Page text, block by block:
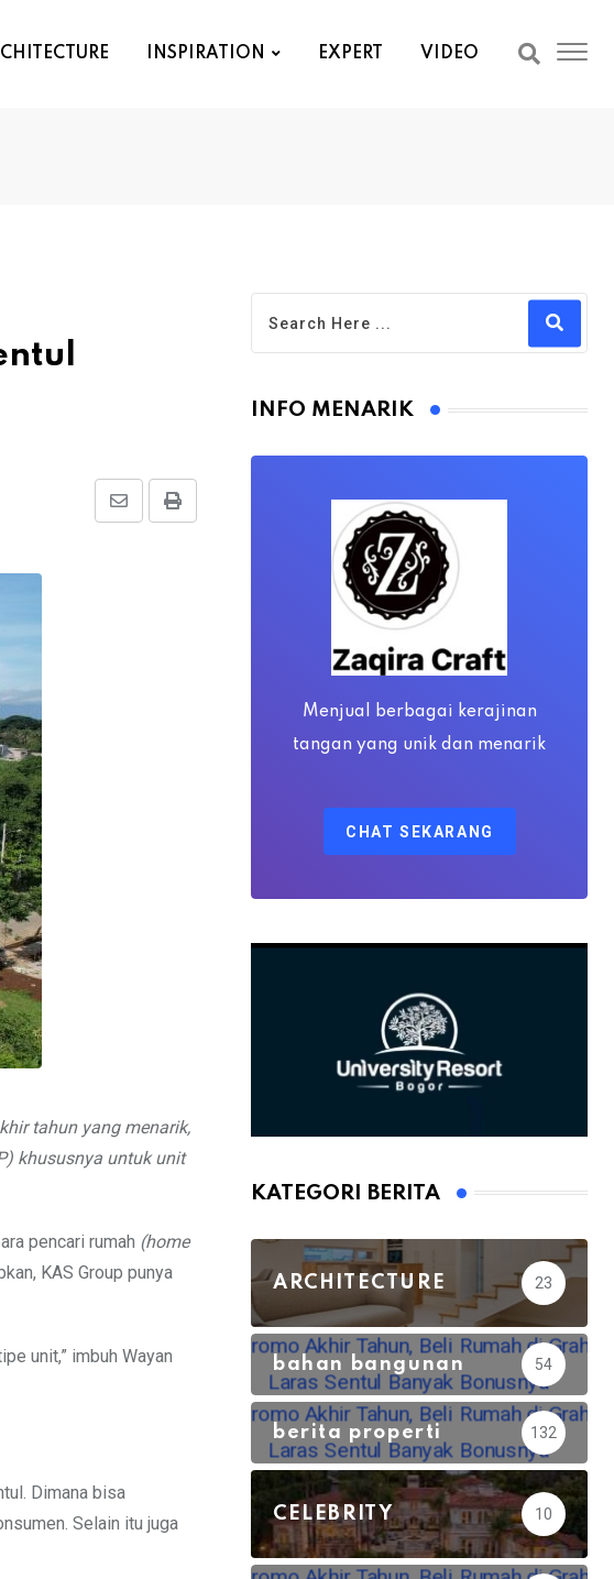
INSPIRATION EXPERT VIDEO
Print
Share
tahun yang menarik,
khususnya untuk unit
pencari rumah (home
KAS Group punya
unit,” imbuh Wayan
Dimana bisa
Selain itu juga
INFO MENARIK
Menjual berbagai kerajinan
tangan yang unik dan menarik
CHAT SEKARANG
KATEGORI BERITA
ARCHITECTURE 23
bahan bangunan 54
berita properti 132
CELEBRITY 10